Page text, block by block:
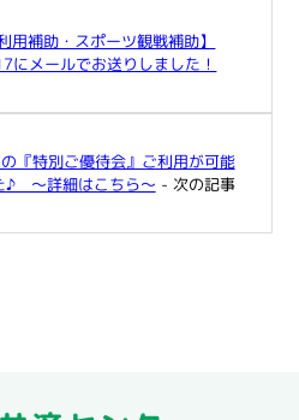
用補助・スポーツ観戦補助】
にメールでお送りしました！
『特別ご優待会』ご利用が可能
♪ ～詳細はこちら～ - 次の記事